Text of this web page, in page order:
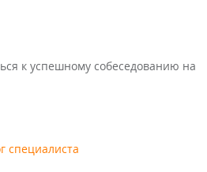
к успешному собеседованию на
специалиста